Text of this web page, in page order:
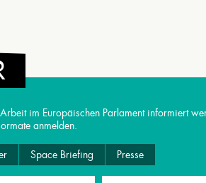
im Europäischen Parlament informiert
anmelden.
Space Briefing Presse